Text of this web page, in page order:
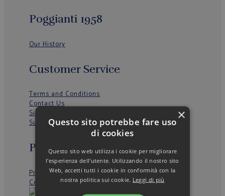
Poggianti 1958
Our History
Customer Service
Terms and Conditions
Contact Us
Size Guide
Subscribe to our newsletter
Privacy e Cookie
Privacy Policy
Cookie Policy
×
Questo sito potrebbe fare uso
di cookies
Questo sito web utilizza i cookie per migliorare
l'esperienza dell'utente. Utilizzando il nostro sito
Web, accetti tutti i cookie in conformità con la
nostra politica sui cookie. Leggi di più